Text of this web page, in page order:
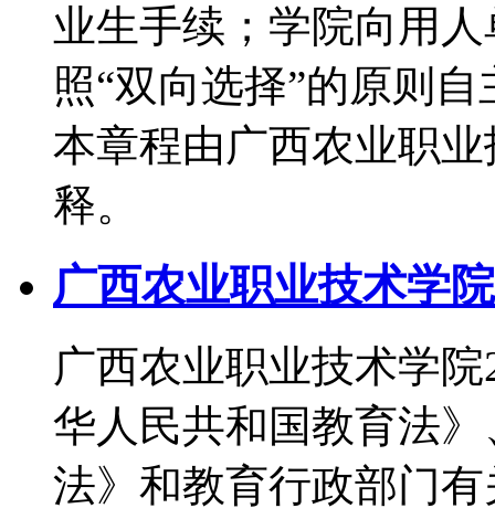
业生手续；学院向用
照“双向选择”的原则
本章程由广西农业职
释。
广西农业职业技术学
广西农业职业技术学
华人民共和国教育法
法》和教育行政部门